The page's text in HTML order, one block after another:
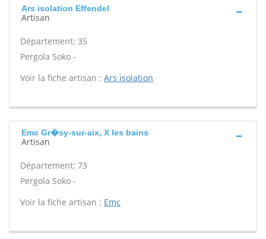
Ars isolation Effendel
Artisan
Département: 35
Pergola Soko -
Voir la fiche artisan : Ars isolation
Emc Gr�sy-sur-aix, X les bains
Artisan
Département: 73
Pergola Soko -
Voir la fiche artisan : Emc